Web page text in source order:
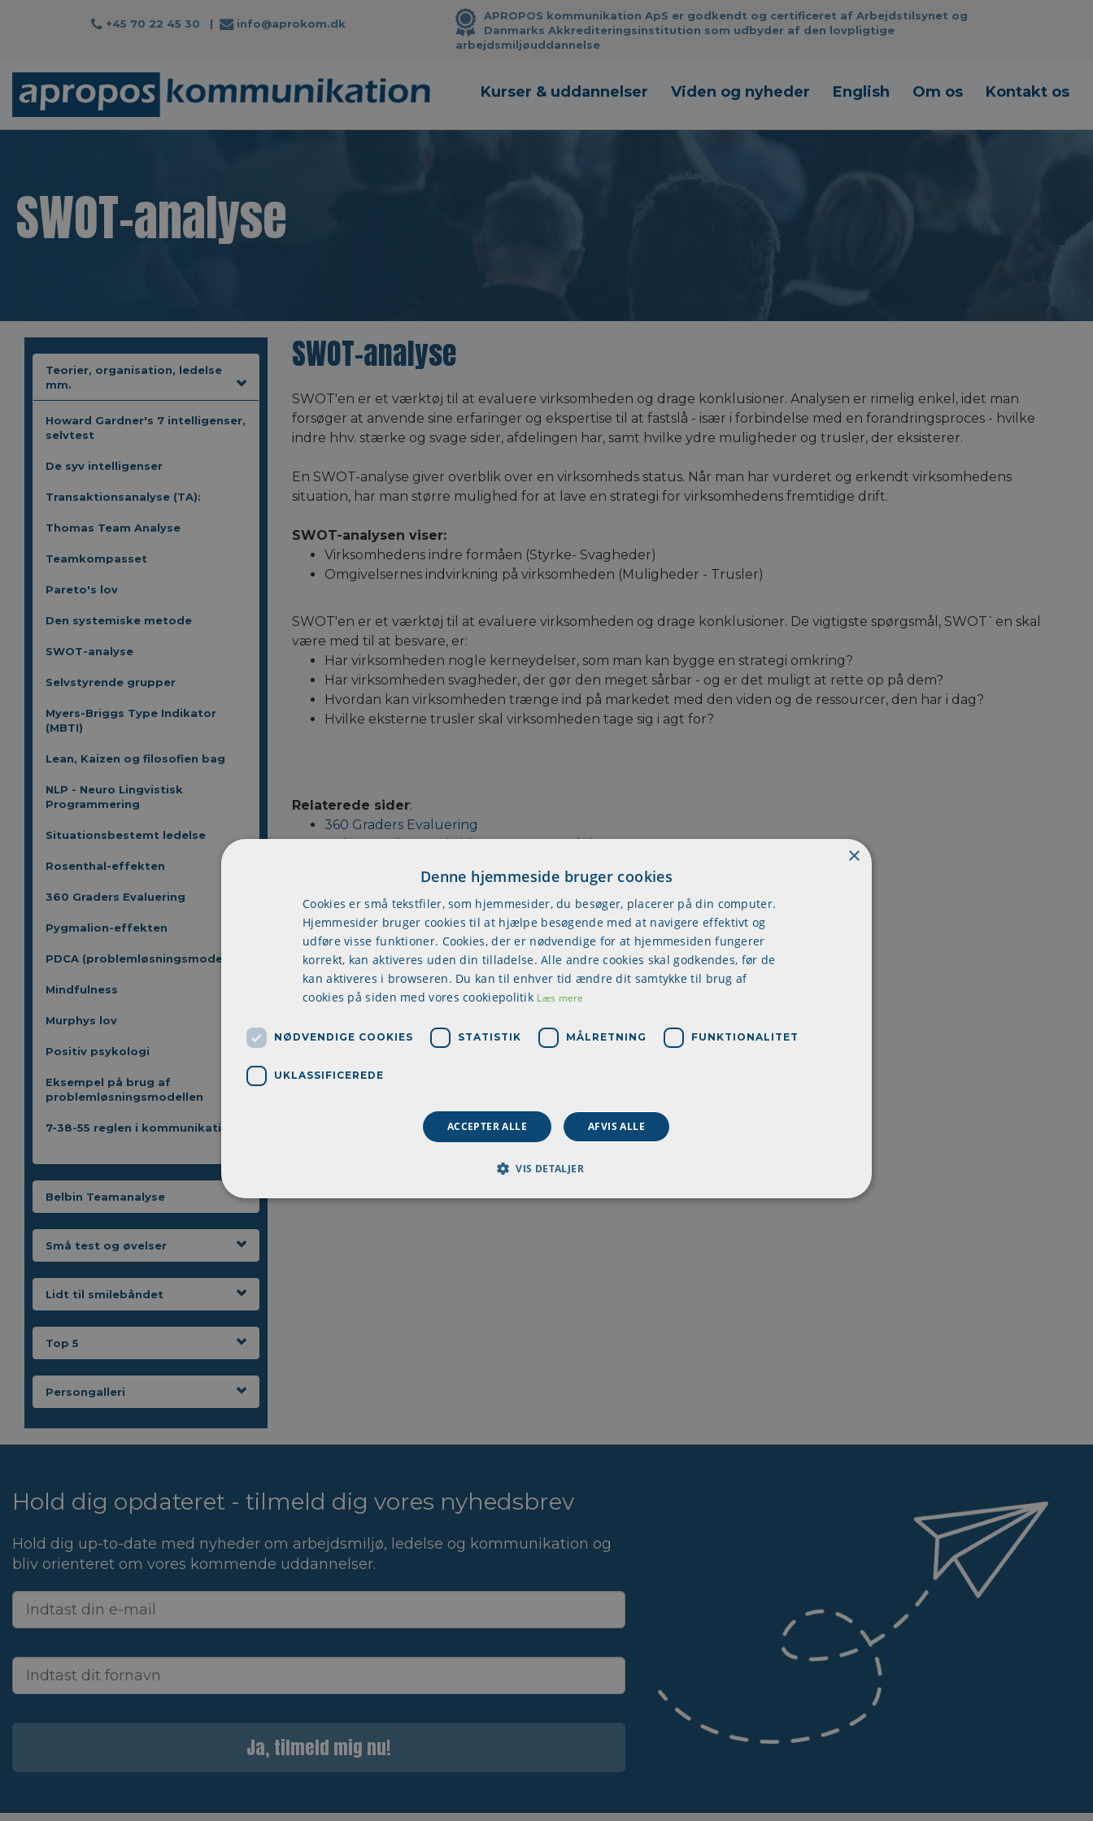
+45 70 22 45 30 | info@aprokom.dk
APROPOS kommunikation ApS er godkendt og certificeret af Arbejdstilsynet og
Danmarks Akkrediteringsinstitution som udbyder af den lovpligtige
arbejdsmiljøuddannelse
Kurser & uddannelser Viden og nyheder English Om os Kontakt os
SWOT-analyse
Teorier, organisation, ledelse
mm.
Howard Gardner's 7 intelligenser,
selvtest
De syv intelligenser
Transaktionsanalyse (TA):
Thomas Team Analyse
Teamkompasset
Pareto's lov
Den systemiske metode
SWOT-analyse
Selvstyrende grupper
Myers-Briggs Type Indikator
(MBTI)
Lean, Kaizen og filosofien bag
NLP - Neuro Lingvistisk
Programmering
Situationsbestemt ledelse
Rosenthal-effekten
360 Graders Evaluering
Pygmalion-effekten
PDCA (problemløsningsmodel)
Mindfulness
Murphys lov
Positiv psykologi
Eksempel på brug af
problemløsningsmodellen
7-38-55 reglen i kommunikation
Belbin Teamanalyse
Små test og øvelser
Lidt til smilebåndet
Top 5
Persongalleri
SWOT-analyse
SWOT'en er et værktøj til at evaluere virksomheden og drage konklusioner. Analysen er rimelig enkel, idet man
forsøger at anvende sine erfaringer og ekspertise til at fastslå - især i forbindelse med en forandringsproces - hvilke
indre hhv. stærke og svage sider, afdelingen har, samt hvilke ydre muligheder og trusler, der eksisterer.
En SWOT-analyse giver overblik over en virksomheds status. Når man har vurderet og erkendt virksomhedens
situation, har man større mulighed for at lave en strategi for virksomhedens fremtidige drift.
SWOT-analysen viser:
Virksomhedens indre formåen (Styrke- Svagheder)
Omgivelsernes indvirkning på virksomheden (Muligheder - Trusler)
SWOT'en er et værktøj til at evaluere virksomheden og drage konklusioner. De vigtigste spørgsmål, SWOT`en skal
være med til at besvare, er:
Har virksomheden nogle kerneydelser, som man kan bygge en strategi omkring?
Har virksomheden svagheder, der gør den meget sårbar - og er det muligt at rette op på dem?
Hvordan kan virksomheden trænge ind på markedet med den viden og de ressourcer, den har i dag?
Hvilke eksterne trusler skal virksomheden tage sig i agt for?
Relaterede sider:
360 Graders Evaluering
Holmes-Rahes statistiske prognosemodel
Myers-Briggs Type Indikator (MBTI)
NLP - Neuro Lingvistisk Programmering
Selvstyrende grupper
Den systemiske metode
Teamkompasset
Thomas Team Analyse
Transaktionsanalyse (TA):
Howard Gardner's 7 intelligenser, selvtest
Lean, Kaizen og filosofien bag
Rosenthal-effekten
Pygmalion-effekten
Hold dig opdateret - tilmeld dig vores nyhedsbrev
Hold dig up-to-date med nyheder om arbejdsmiljø, ledelse og kommunikation og
bliv orienteret om vores kommende uddannelser.
Ja, tilmeld mig nu!
×
Denne hjemmeside bruger cookies
Cookies er små tekstfiler, som hjemmesider, du besøger, placerer på din computer.
Hjemmesider bruger cookies til at hjælpe besøgende med at navigere effektivt og
udføre visse funktioner. Cookies, der er nødvendige for at hjemmesiden fungerer
korrekt, kan aktiveres uden din tilladelse. Alle andre cookies skal godkendes, før de
kan aktiveres i browseren. Du kan til enhver tid ændre dit samtykke til brug af
cookies på siden med vores cookiepolitik Læs mere
NØDVENDIGE COOKIES STATISTIK MÅLRETNING FUNKTIONALITET
UKLASSIFICEREDE
ACCEPTER ALLE AFVIS ALLE
VIS DETALJER